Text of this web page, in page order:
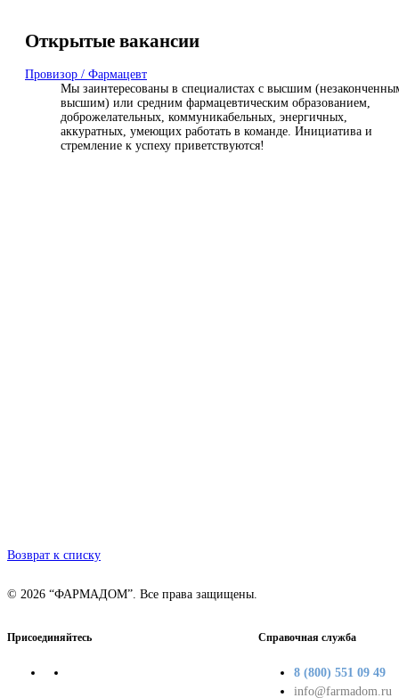
Открытые вакансии
Провизор / Фармацевт
Мы заинтересованы в специалистах с высшим
высшим) или средним фармацевтическим образованием,
доброжелательных, коммуникабельных, энергичных,
аккуратных, умеющих работать в команде. Инициатива и
стремление к успеху приветствуются!
Возврат к списку
© 2026 “ФАРМАДОМ”. Все права защищены.
Присоединяйтесь Справочная служба
8 (800) 551 09 49
info@farmadom.ru